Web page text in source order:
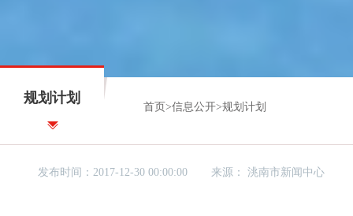
规划计划
首页 >信息公开>规划计划
发布时间：2017-12-30 00:00:00 来源：洮南市新闻中心